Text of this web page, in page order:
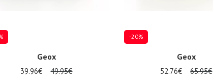
Geox
39.96€ 49.95€
-20%
Geox
52.76€ 65.95€